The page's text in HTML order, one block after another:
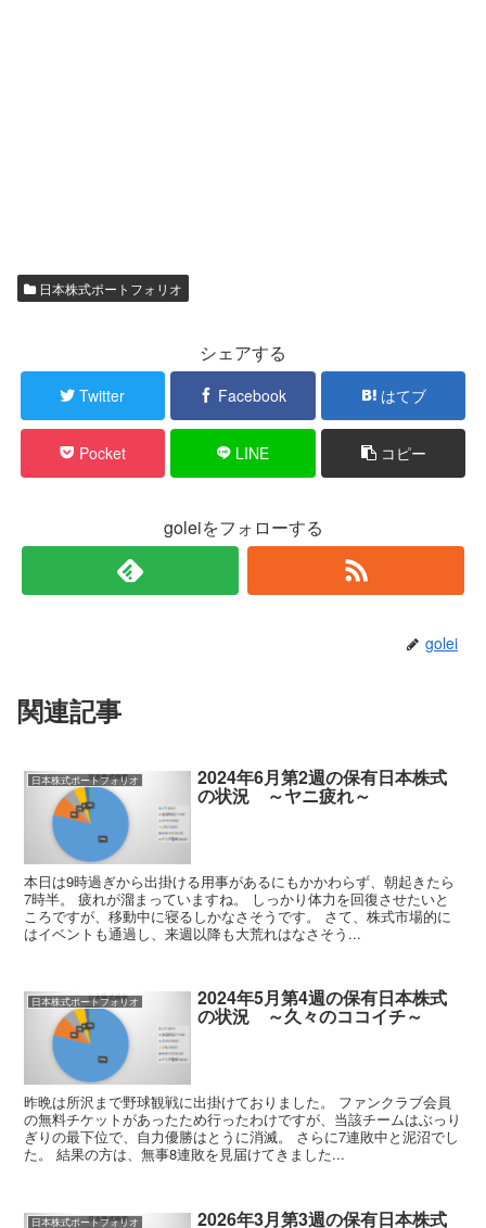
日本株式ポートフォリオ
シェアする
Twitter Facebook はてブ
Pocket LINE コピー
goleiをフォローする
golei
関連記事
日本株式ポートフォリオ 2024年6月第2週の保有日本株式
の状況 ～ヤニ疲れ～
本日は9時過ぎから出掛ける用事があるにもかかわらず、朝起きたら
7時半。 疲れが溜まっていますね。 しっかり体力を回復させたいと
ころですが、移動中に寝るしかなさそうです。 さて、株式市場的に
はイベントも通過し、来週以降も大荒れはなさそう...
日本株式ポートフォリオ 2024年5月第4週の保有日本株式
の状況 ～久々のココイチ～
昨晩は所沢まで野球観戦に出掛けておりました。 ファンクラブ会員
の無料チケットがあったため行ったわけですが、当該チームはぶっり
ぎりの最下位で、自力優勝はとうに消滅。 さらに7連敗中と泥沼でし
た。 結果の方は、無事8連敗を見届けてきました...
日本株式ポートフォリオ 2026年3月第3週の保有日本株式